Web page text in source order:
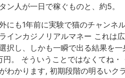
ン人が一日で稼ぐものと、約5。
にも1年前に実験で猫のチャンネ
インカジノリアルマネー これは
択し、しかも一瞬で出る結果を
円。 そういうことではなくてね
わかります, 初期段階の明るいク